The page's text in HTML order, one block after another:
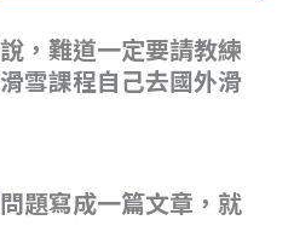
，難道一定要請教練
雪課程自己去國外滑
題寫成一篇文章，就